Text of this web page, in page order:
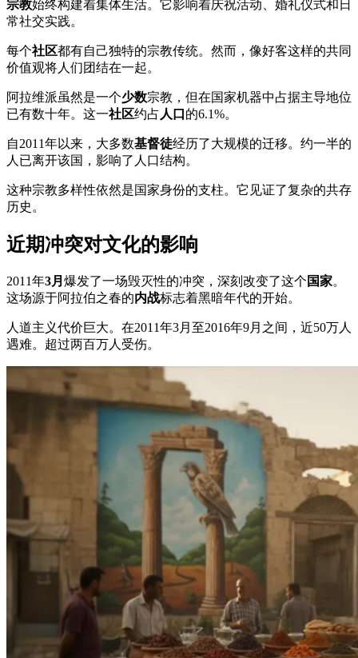
宗教始终构建着集体生活。它影响着庆祝活动、婚礼仪式和日
常社交实践。
每个社区都有自己独特的宗教传统。然而，像好客这样的共同
价值观将人们团结在一起。
阿拉维派虽然是一个少数宗教，但在国家机器中占据主导地位
已有数十年。这一社区约占 人口 的6.1%。
自2011年以来，大多数基督徒经历了大规模的迁移。约一半的
人已离开该国，影响了人口结构。
这种宗教多样性依然是国家身份的支柱。它见证了复杂的共存
历史。
近期冲突对文化的影响
2011年3月 爆发了一场毁灭性的冲突，深刻改变了这个 国家。
这场源于阿拉伯之春的内战标志着黑暗年代的开始。
人道主义代价巨大。在2011年3月至2016年9月之间，近50万人
遇难。超过两百万人受伤。